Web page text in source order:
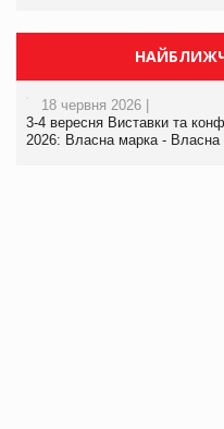
18 червня 2026 |
3-4 вересня Виставки та
2026: Власна марка - Власна